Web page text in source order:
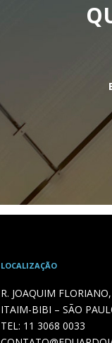
LOCALIZAÇÃO
R. JOAQUIM
ITAIM-BIBI – SÃO
TEL: 11 3068 0033